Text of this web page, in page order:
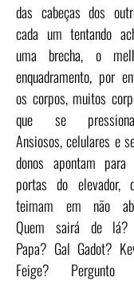
das cabeças dos
cada um tentando
uma brecha, o
enquadramento, por
os corpos, muitos
que se
Ansiosos, celulares e
donos apontam para
portas do elevador,
teimam em não
Quem sairá de
Papa? Gal Gadot?
Feige? Pergunto